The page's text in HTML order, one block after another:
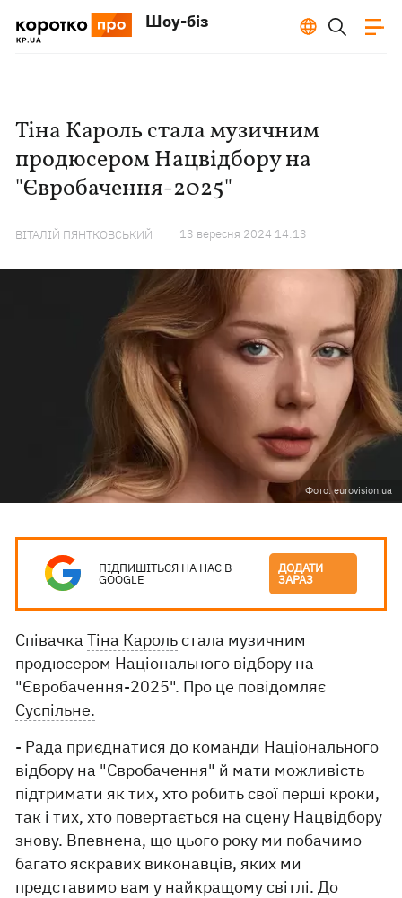
Шоу-біз
Тіна Кароль стала музичним
продюсером Нацвідбору на
"Євробачення-2025"
ВІТАЛІЙ ПЯНТКОВСЬКИЙ 13 вересня 2024 14:13
Фото: eurovision.ua
ПІДПИШІТЬСЯ НА НАС В
GOOGLE
ДОДАТИ
ЗАРАЗ
СпівачкаТіна Карольстала музичним
продюсером Національного відбору на
"Євробачення-2025". Про це повідомляє
Суспільне.
- Рада приєднатися до команди Національного
відбору на "Євробачення" й мати можливість
підтримати як тих, хто робить свої перші кроки,
так і тих, хто повертається на сцену Нацвідбору
знову. Впевнена, що цього року ми побачимо
багато яскравих виконавців, яких ми
представимо вам у найкращому світлі. До